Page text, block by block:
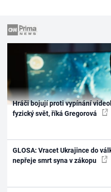
Hráči bojují proti vypínání
fyzický svět, říká Gregorová
GLOSA: Vracet Ukrajince do
nepřeje smrt syna v zákopu